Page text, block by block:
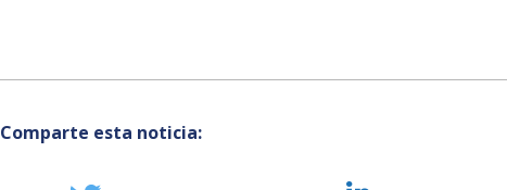
Comparte esta noticia: